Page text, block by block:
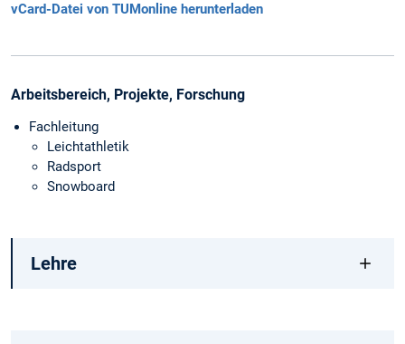
vCard-Datei von TUMonline herunterladen
Arbeitsbereich, Projekte, Forschung
Fachleitung
Leichtathletik
Radsport
Snowboard
Lehre